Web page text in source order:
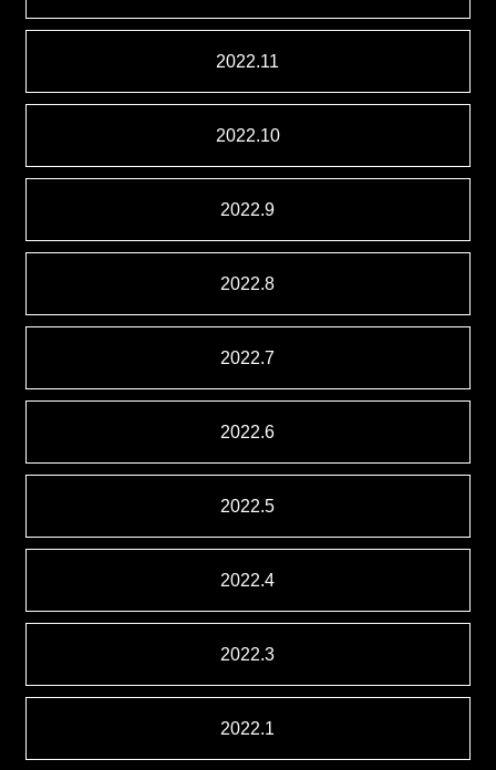
2022.11
2022.10
2022.9
2022.8
2022.7
2022.6
2022.5
2022.4
2022.3
2022.1